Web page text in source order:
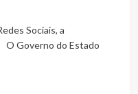
Sociais, a
O Governo do Estado